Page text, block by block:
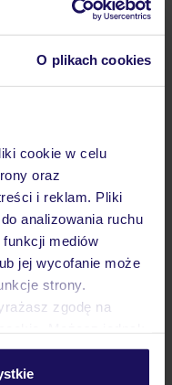
O plikach cookies
cookie w celu
oraz
i reklam. Pliki
analizowania ruchu
mediów
jej wycofanie może
strony.
zgodę na
w zakładkę